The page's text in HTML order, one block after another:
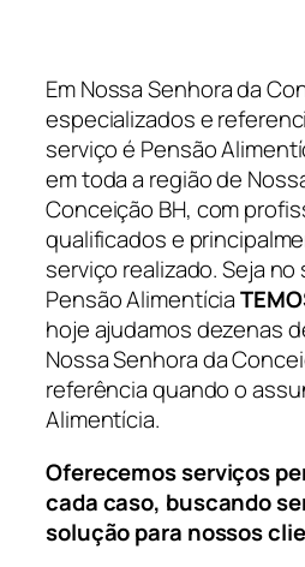
Em Nossa Senhora da
especializados e
serviço é Pensão
em toda a região de
Conceição BH, com
qualificados e
serviço realizado. Seja
Pensão Alimentícia
hoje ajudamos dezenas
Nossa Senhora da
referência quando o
Alimentícia.
Oferecemos serviços
cada caso, buscando
solução para nossos